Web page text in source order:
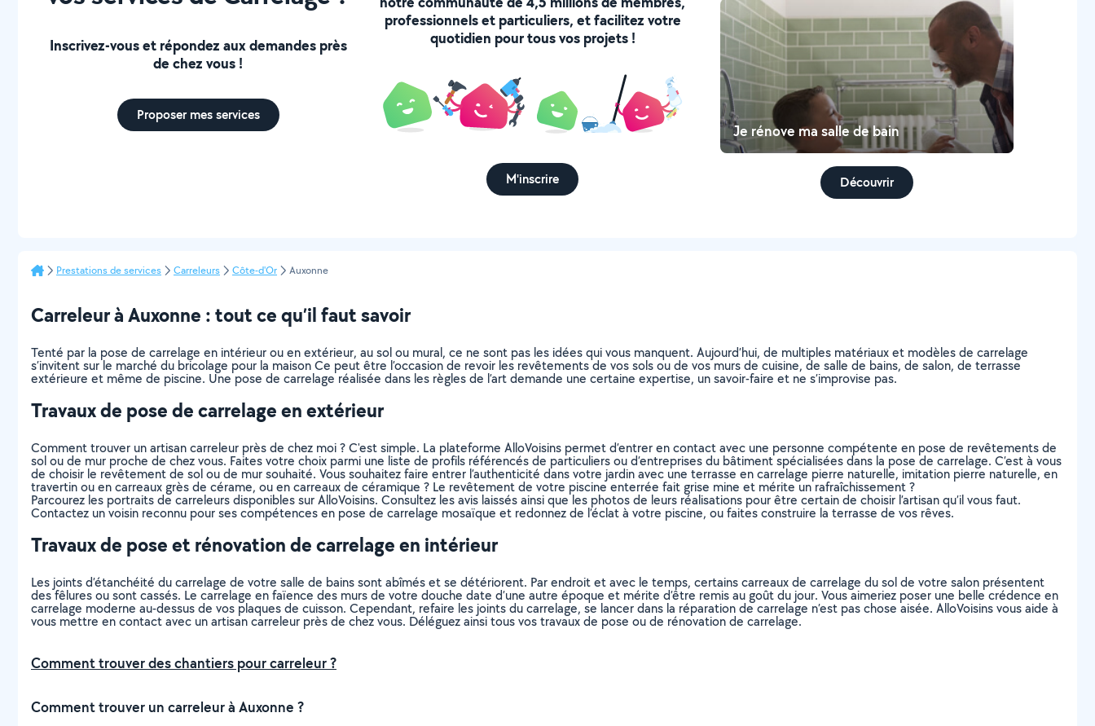
Inscrivez-vous et répondez aux demandes près
de chez vous !
Proposer mes services
professionnels et particuliers, et facilitez votre
quotidien pour tous vos projets !
M'inscrire
Je rénove ma salle de bain
Découvrir
Prestations de services Carreleurs Côte-d'Or Auxonne
Carreleur à Auxonne : tout ce qu’il faut savoir
Tenté par la pose de carrelage en intérieur ou en extérieur, au sol ou mural, ce ne sont pas les idées qui vous manquent. Aujourd’hui, de multiples matériaux et modèles de carrelage
s’invitent sur le marché du bricolage pour la maison Ce peut être l’occasion de revoir les revêtements de vos sols ou de vos murs de cuisine, de salle de bains, de salon, de terrasse
extérieure et même de piscine. Une pose de carrelage réalisée dans les règles de l’art demande une certaine expertise, un savoir-faire et ne s’improvise pas.
Travaux de pose de carrelage en extérieur
Comment trouver un artisan carreleur près de chez moi ? C'est simple. La plateforme AlloVoisins permet d’entrer en contact avec une personne compétente en pose de revêtements de
sol ou de mur proche de chez vous. Faites votre choix parmi une liste de profils référencés de particuliers ou d’entreprises du bâtiment spécialisées dans la pose de carrelage. C’est à vous
de choisir le revêtement de sol ou de mur souhaité. Vous souhaitez faire entrer l’authenticité dans votre jardin avec une terrasse en carrelage pierre naturelle, imitation pierre naturelle, en
travertin ou en carreaux grès de cérame, ou en carreaux de céramique ? Le revêtement de votre piscine enterrée fait grise mine et mérite un rafraîchissement ?
Parcourez les portraits de carreleurs disponibles sur AlloVoisins. Consultez les avis laissés ainsi que les photos de leurs réalisations pour être certain de choisir l’artisan qu’il vous faut.
Contactez un voisin reconnu pour ses compétences en pose de carrelage mosaïque et redonnez de l’éclat à votre piscine, ou faites construire la terrasse de vos rêves.
Travaux de pose et rénovation de carrelage en intérieur
Les joints d’étanchéité du carrelage de votre salle de bains sont abîmés et se détériorent. Par endroit et avec le temps, certains carreaux de carrelage du sol de votre salon présentent
des fêlures ou sont cassés. Le carrelage en faïence des murs de votre douche date d’une autre époque et mérite d’être remis au goût du jour. Vous aimeriez poser une belle crédence en
carrelage moderne au-dessus de vos plaques de cuisson. Cependant, refaire les joints du carrelage, se lancer dans la réparation de carrelage n’est pas chose aisée. AlloVoisins vous aide à
vous mettre en contact avec un artisan carreleur près de chez vous. Déléguez ainsi tous vos travaux de pose ou de rénovation de carrelage.
Comment trouver des chantiers pour carreleur ?
Comment trouver un carreleur à Auxonne ?